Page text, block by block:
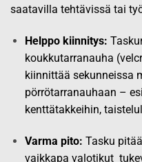
saatavilla tehtävissä tai
Helppo kiinnitys:
koukkutarranauha
kiinnittää sekunneissa
pörrötarranauhaan –
kenttätakkeihin,
Varma pito: Tasku
vaikkapa valotikut